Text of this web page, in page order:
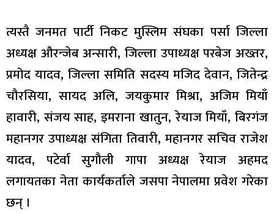
त्यस्तै जनमत पार्टी निकट मुस्लिम संघका पर्सा जिल्ला
अध्यक्ष औरन्जेब अन्सारी, जिल्ला उपाध्यक्ष परबेज अख्तर,
प्रमोद यादव, जिल्ला समिति सदस्य मजिद देवान, जितेन्द्र
चौरसिया, सायद अलि, जयकुमार मिश्रा, अजिम मियाँ
हावारी, संजय साह, इमराना खातुन, रेयाज मियाँ, बिरगंज
महानगर उपाध्यक्ष संगिता तिवारी, महानगर सचिव राजेश
यादव, पटेर्वा सुगौली गापा अध्यक्ष रेयाज अहमद
लगायतका नेता कार्यकर्ताले जसपा नेपालमा प्रवेश गरेका
छन् ।